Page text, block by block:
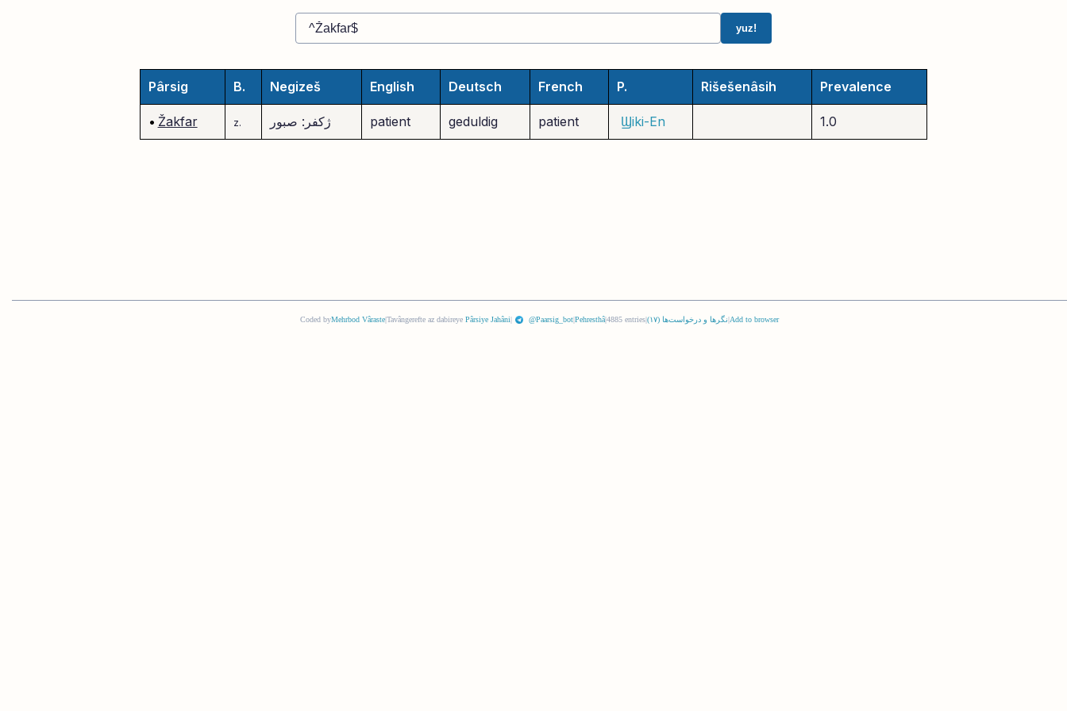
yuz!
Pârsig B. Negizeš English Deutsch French P. Rišešenâsih Prevalence
• Žakfar z. ژکفر: صبور patient geduldig patient Ϣiki-En 1.0
Coded byMehrbod Vâraste|Tavângerefte az dabireye Pârsiye Jahâni| @Paarsig_bot|Pehresthâ|4885 entries| نگرها و درخواست‌ها (١٧) |Add to browser